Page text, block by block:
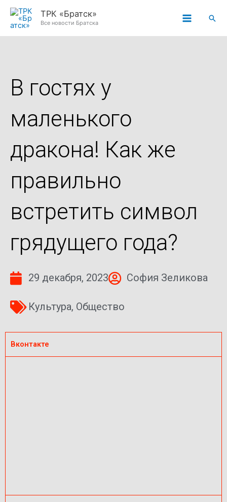
Перейти
ТРК «Братск»
Все новости Братска
В гостях у
маленького
дракона! Как же
правильно
встретить символ
грядущего года?
29 декабря, 2023 София Зеликова
Культура, Общество
Вконтакте